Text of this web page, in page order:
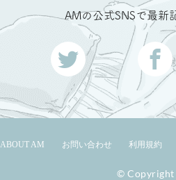
AMの公式SNSで最新
ABOUT AM お問い合わせ 利用規約
© Copyright